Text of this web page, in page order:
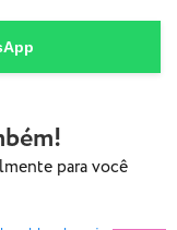
para você